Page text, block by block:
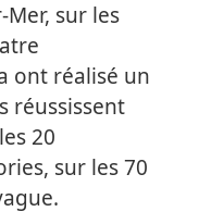
sur les
ont réalisé un
réussissent
20
sur les 70